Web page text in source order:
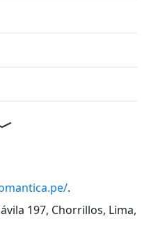
.
197, Chorrillos, Lima,